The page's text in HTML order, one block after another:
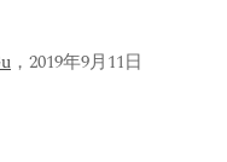
，2019年9月11日